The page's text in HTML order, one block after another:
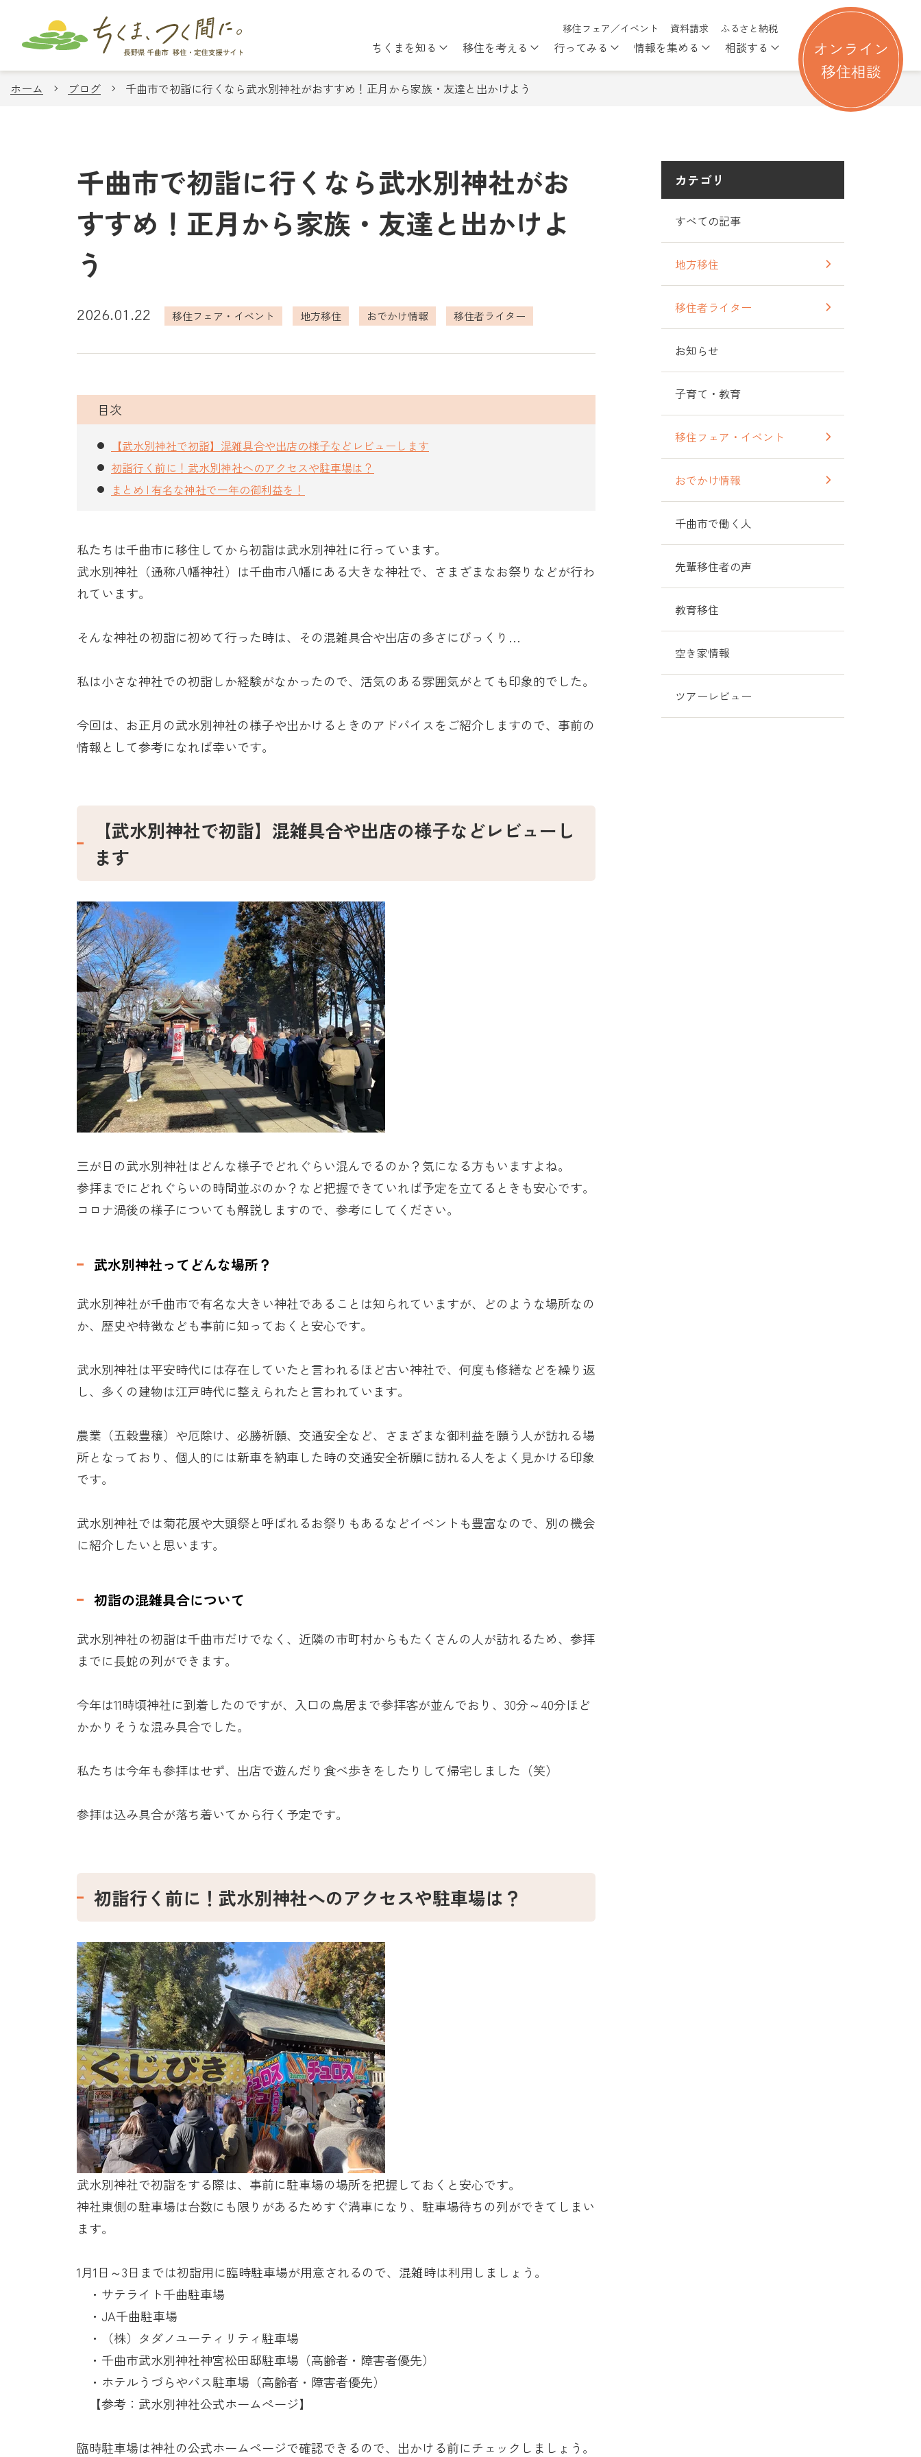
移住フェア／イベント 資料請求 ふるさと納税
ちくまを知る Show submenu for ちくまを知る
移住を考える Show submenu for 移住を考える
行ってみる Show submenu for 行ってみる
情報を集める Show submenu for 情報を集める
相談する Show submenu for 相談す
オンライン
移住相談
ホーム ブログ 千曲市で初詣に行くなら武水別神社がおすすめ！正月から家族・友達と出かけよう
千曲市で初詣に行くなら武水別神社がお
すすめ！正月から家族・友達と出かけよ
う
2026.01.22 移住フェア・イベント 地方移住 おでかけ情報 移住者ライター
目次
【武水別神社で初詣】混雑具合や出店の様子などレビューします
初詣行く前に！武水別神社へのアクセスや駐車場は？
まとめ | 有名な神社で一年の御利益を！
私たちは千曲市に移住してから初詣は武水別神社に行っています。
武水別神社（通称八幡神社）は千曲市八幡にある大きな神社で、さまざまなお祭りなどが行わ
れています。
そんな神社の初詣に初めて行った時は、その混雑具合や出店の多さにびっくり…
私は小さな神社での初詣しか経験がなかったので、活気のある雰囲気がとても印象的でした。
今回は、お正月の武水別神社の様子や出かけるときのアドバイスをご紹介しますので、事前の
情報として参考になれば幸いです。
【武水別神社で初詣】混雑具合や出店の様子などレビューし
ます
三が日の武水別神社はどんな様子でどれぐらい混んでるのか？気になる方もいますよね。
参拝までにどれぐらいの時間並ぶのか？など把握できていれば予定を立てるときも安心です。
コロナ渦後の様子についても解説しますので、参考にしてください。
武水別神社ってどんな場所？
武水別神社が千曲市で有名な大きい神社であることは知られていますが、どのような場所なの
か、歴史や特徴なども事前に知っておくと安心です。
武水別神社は平安時代には存在していたと言われるほど古い神社で、何度も修繕などを繰り返
し、多くの建物は江戸時代に整えられたと言われています。
農業（五穀豊穣）や厄除け、必勝祈願、交通安全など、さまざまな御利益を願う人が訪れる場
所となっており、個人的には新車を納車した時の交通安全祈願に訪れる人をよく見かける印象
です。
武水別神社では菊花展や大頭祭と呼ばれるお祭りもあるなどイベントも豊富なので、別の機会
に紹介したいと思います。
初詣の混雑具合について
武水別神社の初詣は千曲市だけでなく、近隣の市町村からもたくさんの人が訪れるため、参拝
までに長蛇の列ができます。
今年は11時頃神社に到着したのですが、入口の鳥居まで参拝客が並んでおり、 30分～40分ほど
かかりそうな混み具合でした。
私たちは今年も参拝はせず、出店で遊んだり食べ歩きをしたりして帰宅しました（笑）
参拝は込み具合が落ち着いてから行く予定です。
初詣行く前に！武水別神社へのアクセスや駐車場は？
武水別神社で初詣をする際は、事前に駐車場の場所を把握しておくと安心です。
神社東側の駐車場は台数にも限りがあるためすぐ満車になり、駐車場待ちの列ができてしまい
ます。
1月1日～3日までは初詣用に臨時駐車場が用意されるので、混雑時は利用しましょう。
・サテライト千曲駐車場
・ JA千曲駐車場
・（株）タダノユーティリティ駐車場
・千曲市武水別神社神宮松田邸駐車場（高齢者・障害者優先）
・ホテルうづらやバス駐車場（高齢者・障害者優先）
【参考：武水別神社公式ホームぺージ】
臨時駐車場は神社の公式ホームページで確認できるので、出かける前にチェックしましょう。
カテゴリ
すべての記事
地方移住
移住者ライター
お知らせ
子育て・教育
移住フェア・イベント
おでかけ情報
千曲市で働く人
先輩移住者の声
教育移住
空き家情報
ツアーレビュー